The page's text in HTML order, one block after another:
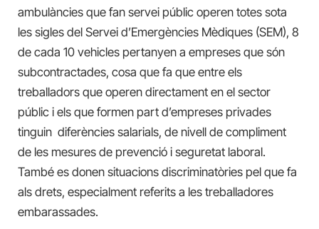
ambulàncies que fan servei públic operen totes sota
les sigles del Servei d’Emergències Mèdiques (SEM), 8
de cada 10 vehicles pertanyen a empreses que són
subcontractades, cosa que fa que entre els
treballadors que operen directament en el sector
públic i els que formen part d’empreses privades
tinguin diferències salarials, de nivell de compliment
de les mesures de prevenció i seguretat laboral.
També es donen situacions discriminatòries pel que fa
als drets, especialment referits a les treballadores
embarassades.